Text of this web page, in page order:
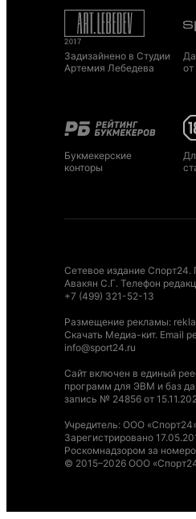
Задизайнено в Студии
Артемия Лебедева
Букмекерские
конторы
Сетевое издание Спорт24.
Авакян С.Г. Телефон
+7 (499) 321-52-13
Размещение рекламы:
Скачать Медиа-кит. Email
info@sport24.ru
Сайт включен в единый
программ для ЭВМ и баз
запись № 24856 от
Учредитель: ООО
Зарегистрировано
Роскомнадзором за
© 2015–2026 ООО